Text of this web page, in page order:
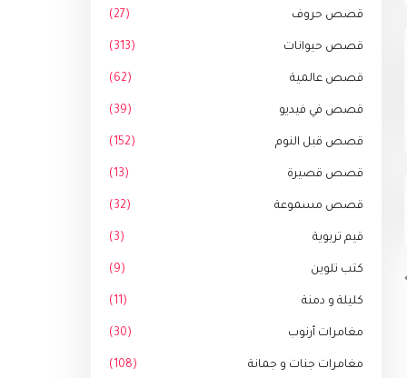
قصص حروف (27)
قصص حيوانات (313)
قصص عالمية (62)
قصص في فيديو (39)
قصص قبل النوم (152)
قصص قصيرة (13)
قصص مسموعة (32)
قيم تربوية (3)
كتب تلوين (9)
كليلة و دمنة (11)
مغامرات أرنوب (30)
مغامرات جنات و جمانة (108)